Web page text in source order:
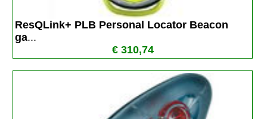
ResQLink+ PLB Personal Locator Beacon
ga...
€ 310,74